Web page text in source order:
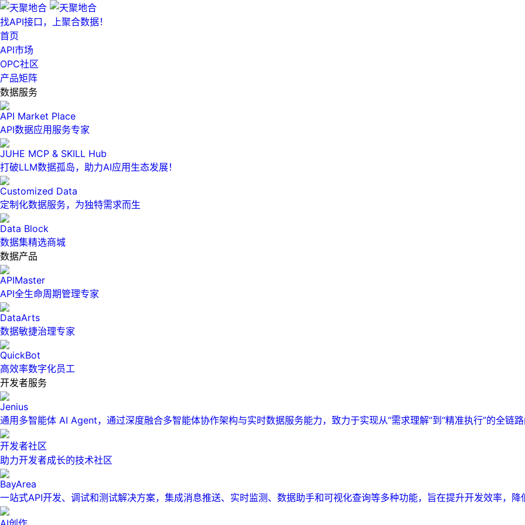
找API接口，上聚合数据！
首页
API市场
OPC社区
产品矩阵
数据服务
API Market Place
API数据应用服务专家
JUHE MCP & SKILL Hub
打破LLM数据孤岛，助力AI应用生态发展！
Customized Data
定制化数据服务，为独特需求而生
Data Block
数据集精选商城
数据产品
APIMaster
API全生命周期管理专家
DataArts
数据敏捷治理专家
QuickBot
高效率数字化员工
开发者服务
Jenius
通用多智能体 AI Agent，通过深度融合多智能体协作架构与实时数据服务能力，致力于实现从“需求理解”到“精准执行”的全链
开发者社区
助力开发者成长的技术社区
BayArea
一站式API开发、调试和测试解决方案，集成消息推送、实时监测、数据助手和可视化查询等多种功能，旨在提升开发效率，降